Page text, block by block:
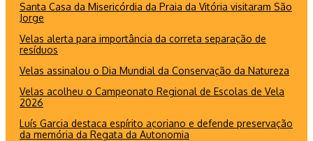
Santa Casa da Misericórdia da Praia da Vitória visitaram São
Jorge
Velas alerta para importância da correta separação de
resíduos
Velas assinalou o Dia Mundial da Conservação da Natureza
Velas acolheu o Campeonato Regional de Escolas de Vela
2026
Luís Garcia destaca espírito açoriano e defende preservação
da memória da Regata da Autonomia